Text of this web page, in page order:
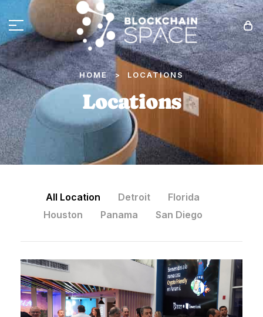
HOME > LOCATIONS
Locations
All Location Detroit
Florida
Houston
Panama San Diego